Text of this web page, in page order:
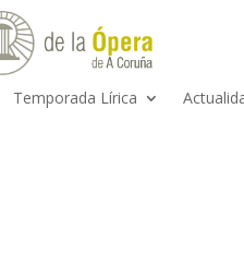
Temporada Lírica